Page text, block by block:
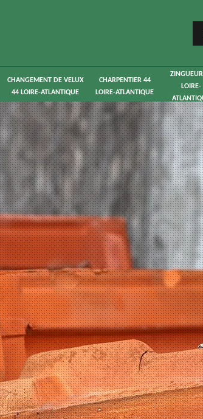
CHANGEMENT DE VELUX
44 LOIRE-ATLANTIQUE
CHARPENTIER 44
LOIRE-ATLANTIQUE
LOIRE-